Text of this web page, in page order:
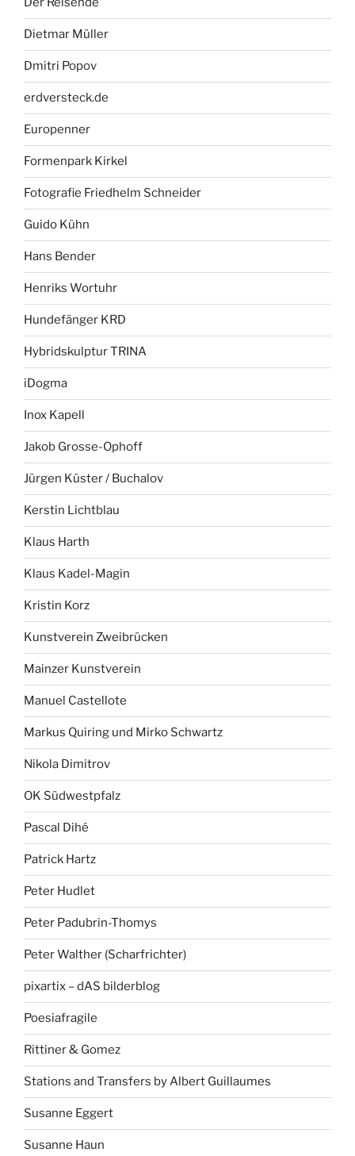
Dietmar Müller
Dmitri Popov
erdversteck.de
Europenner
Formenpark Kirkel
Fotografie Friedhelm Schneider
Guido Kühn
Hans Bender
Henriks Wortuhr
Hundefänger KRD
Hybridskulptur TRINA
iDogma
Inox Kapell
Jakob Grosse-Ophoff
Jürgen Küster / Buchalov
Kerstin Lichtblau
Klaus Harth
Klaus Kadel-Magin
Kristin Korz
Kunstverein Zweibrücken
Mainzer Kunstverein
Manuel Castellote
Markus Quiring und Mirko Schwartz
Nikola Dimitrov
OK Südwestpfalz
Pascal Dihé
Patrick Hartz
Peter Hudlet
Peter Padubrin-Thomys
Peter Walther (Scharfrichter)
pixartix – dAS bilderblog
Poesiafragile
Rittiner & Gomez
Stations and Transfers by Albert Guillaumes
Susanne Eggert
Susanne Haun